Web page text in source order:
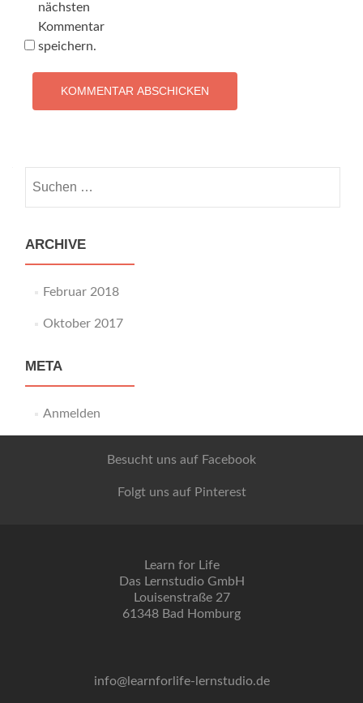
nächsten
Kommentar
speichern.
nach:
ARCHIVE
Februar 2018
Oktober 2017
META
Anmelden
Besucht uns auf Facebook
Folgt uns auf Pinterest
Learn for Life
Das Lernstudio GmbH
Louisenstraße 27
61348 Bad Homburg
info@learnforlife-lernstudio.de